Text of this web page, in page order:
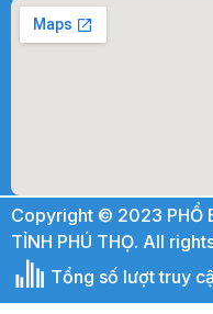
Copyright © 2023 PHỔ
TỈNH PHÚ THỌ. All
Tổng số lượt truy